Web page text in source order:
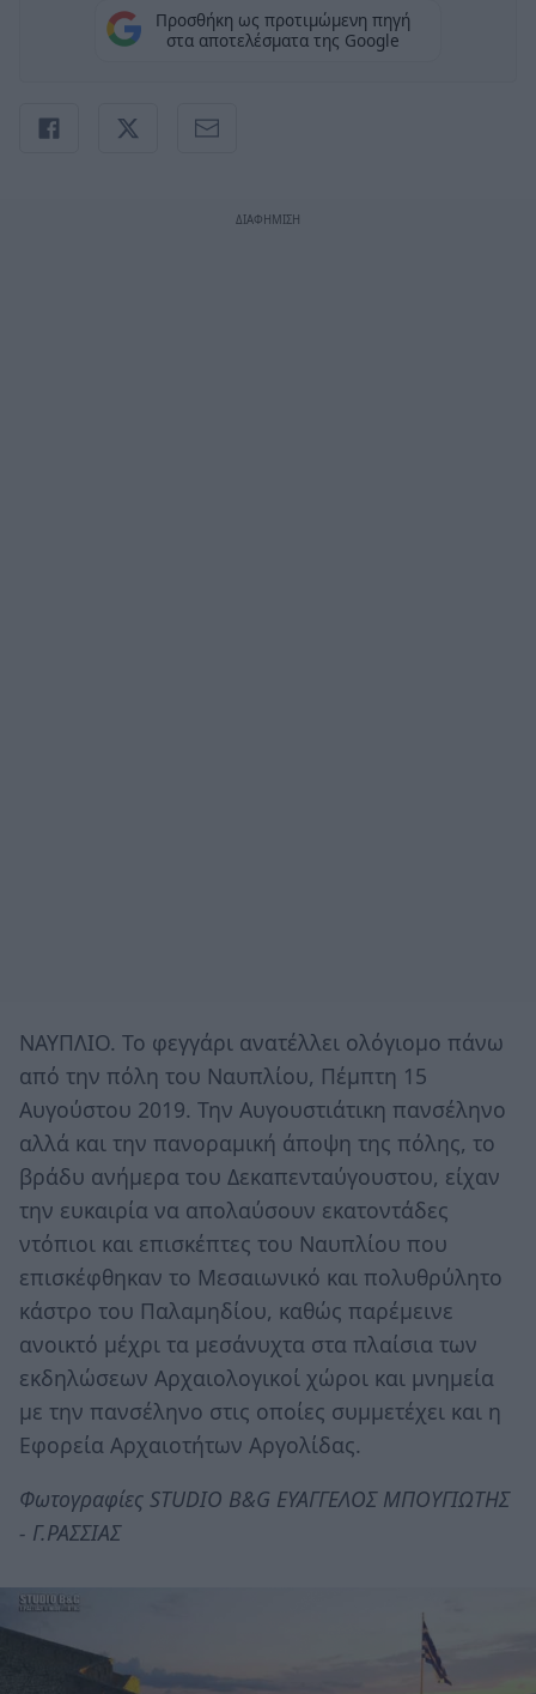
Προσθήκη ως προτιμώμενη πηγή
στα αποτελέσματα της Google
ΝΑΥΠΛΙΟ. Το φεγγάρι ανατέλλει ολόγιομο πάνω
από την πόλη του Ναυπλίου, Πέμπτη 15
Αυγούστου 2019. Την Αυγουστιάτικη πανσέληνο
αλλά και την πανοραμική άποψη της πόλης, το
βράδυ ανήμερα του Δεκαπενταύγουστου, είχαν
την ευκαιρία να απολαύσουν εκατοντάδες
ντόπιοι και επισκέπτες του Ναυπλίου που
επισκέφθηκαν το Μεσαιωνικό και πολυθρύλητο
κάστρο του Παλαμηδίου, καθώς παρέμεινε
ανοικτό μέχρι τα μεσάνυχτα στα πλαίσια των
εκδηλώσεων Αρχαιολογικοί χώροι και μνημεία
με την πανσέληνο στις οποίες συμμετέχει και η
Εφορεία Αρχαιοτήτων Αργολίδας.
Φωτογραφίες STUDIO B&G ΕΥΑΓΓΕΛΟΣ ΜΠΟΥΓΙΩΤΗΣ
- Γ.ΡΑΣΣΙΑΣ